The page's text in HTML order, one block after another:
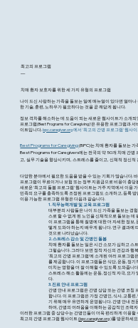
최고의 프로그램
—
치매 환자 보호자를 위한 세 가지 유형의 프로그램
나이 드신 사랑하는 가족을 돌보는 일에 매뉴얼이 있다면 얼마
한 기술, 훈련, 노하우가 필요하다는 것을 곧 깨닫게 됩니다.
정보 격차를 해소하는 데 도움이 되는 새로운 웹사이트가 소개
프로그램(Best Programs for Caregiving)'은 유용한 프로그램과
이트입니다.bpc.caregiver.org에서 '최고의 간병 프로그램' 웹사이
Best Programs for Caregiving(BPC)는 치매 환자를 돌보는 가
Best Programs for Caregivers에는 전국의 약 50개 치매 간병
고, 실무 기술을 향상시키며, 스트레스를 줄이고, 신체적 정신적
다양한 분야에서 필요한 도움을 받을 수 있는 기회가 많습니다.
프로그램이 무료이거나 보험 또는 정부 지원금으로 비용이 충당
새로운 '최고의 돌봄 프로그램' 웹사이트는 거주 지역에서 이용
민족의 요구를 충족하도록 조정된 프로그램도 소개하고, 등록 방
이용 가능한 프로그램 유형은 다음과 같습니다.
1. 직무능력개발 및 교육 프로그램
대부분의 사람들은 나이 드신 가족을 돌보는 경
스로 할 수 없게 된 노인을 신체적으로 돌보는
이 프로그램을 통해 질병에 대한 더 자세한 정보,
떻게 도와야 하는지 배우게 됩니다. 연구 결과에
것으로 나타났습니다.
2. 스트레스 감소 및 간병인 돌봄
치매 환자를 돌보는 일은 시간 소모가 심하고 스
그렇습니다. 그러다 보면 정작 자신의 건강과 행
'최고의 간병 프로그램'에 소개된 여러 프로그램
를 제공합니다. 이 프로그램들은 식단, 운동, 정
미치는 영향을 더 잘 이해할 수 있도록 도와줍니다.
스트레스 해소 활동에는 운동, 정신적 자극, 요가
다.
3. 진료 안내 프로그램
간병 안내 프로그램은 간병 상담 또는 간병 코칭
합니다. 이 프로그램은 가정 간병인, 식사, 교통
기 위해 매우 유연하게 운영됩니다. 간병 안내
하며, 간병의 어려움을 이해하는 공감적인 조력
이러한 프로그램 중 상당수는 간병인들이 더욱 편리하게 이용할
최고의 간병 프로그램 웹사이트(bpc.caregiver.org)를 방문하세요.